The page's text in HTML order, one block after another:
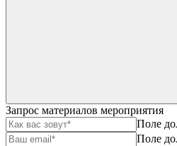
Запрос материалов мероприятия
Поле
Поле